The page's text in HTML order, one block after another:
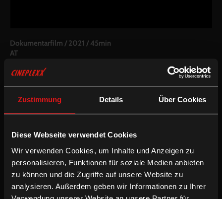
Zustimmung Details Über Cookies
Diese Webseite verwendet Cookies
Wir verwenden Cookies, um Inhalte und Anzeigen zu
personalisieren, Funktionen für soziale Medien anbieten
zu können und die Zugriffe auf unsere Website zu
analysieren. Außerdem geben wir Informationen zu Ihrer
Dokumentarfilm / 2021 / 45min
AT
Regie:Fabian Eder
Hofstätter
Schnitt:Esther Fischer
Bundle:Alle 15 Folgen im Paket um 30€
Inkludierte Sprachfassungen:
Deutsche OV (optional mit mit deUT)
Trailer/Teaser:Englisch ohne Untertitel
Deutsche UT/ Dokumentarfilm